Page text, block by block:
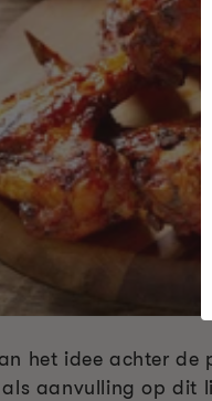
het idee achter de
als aanvulling op dit